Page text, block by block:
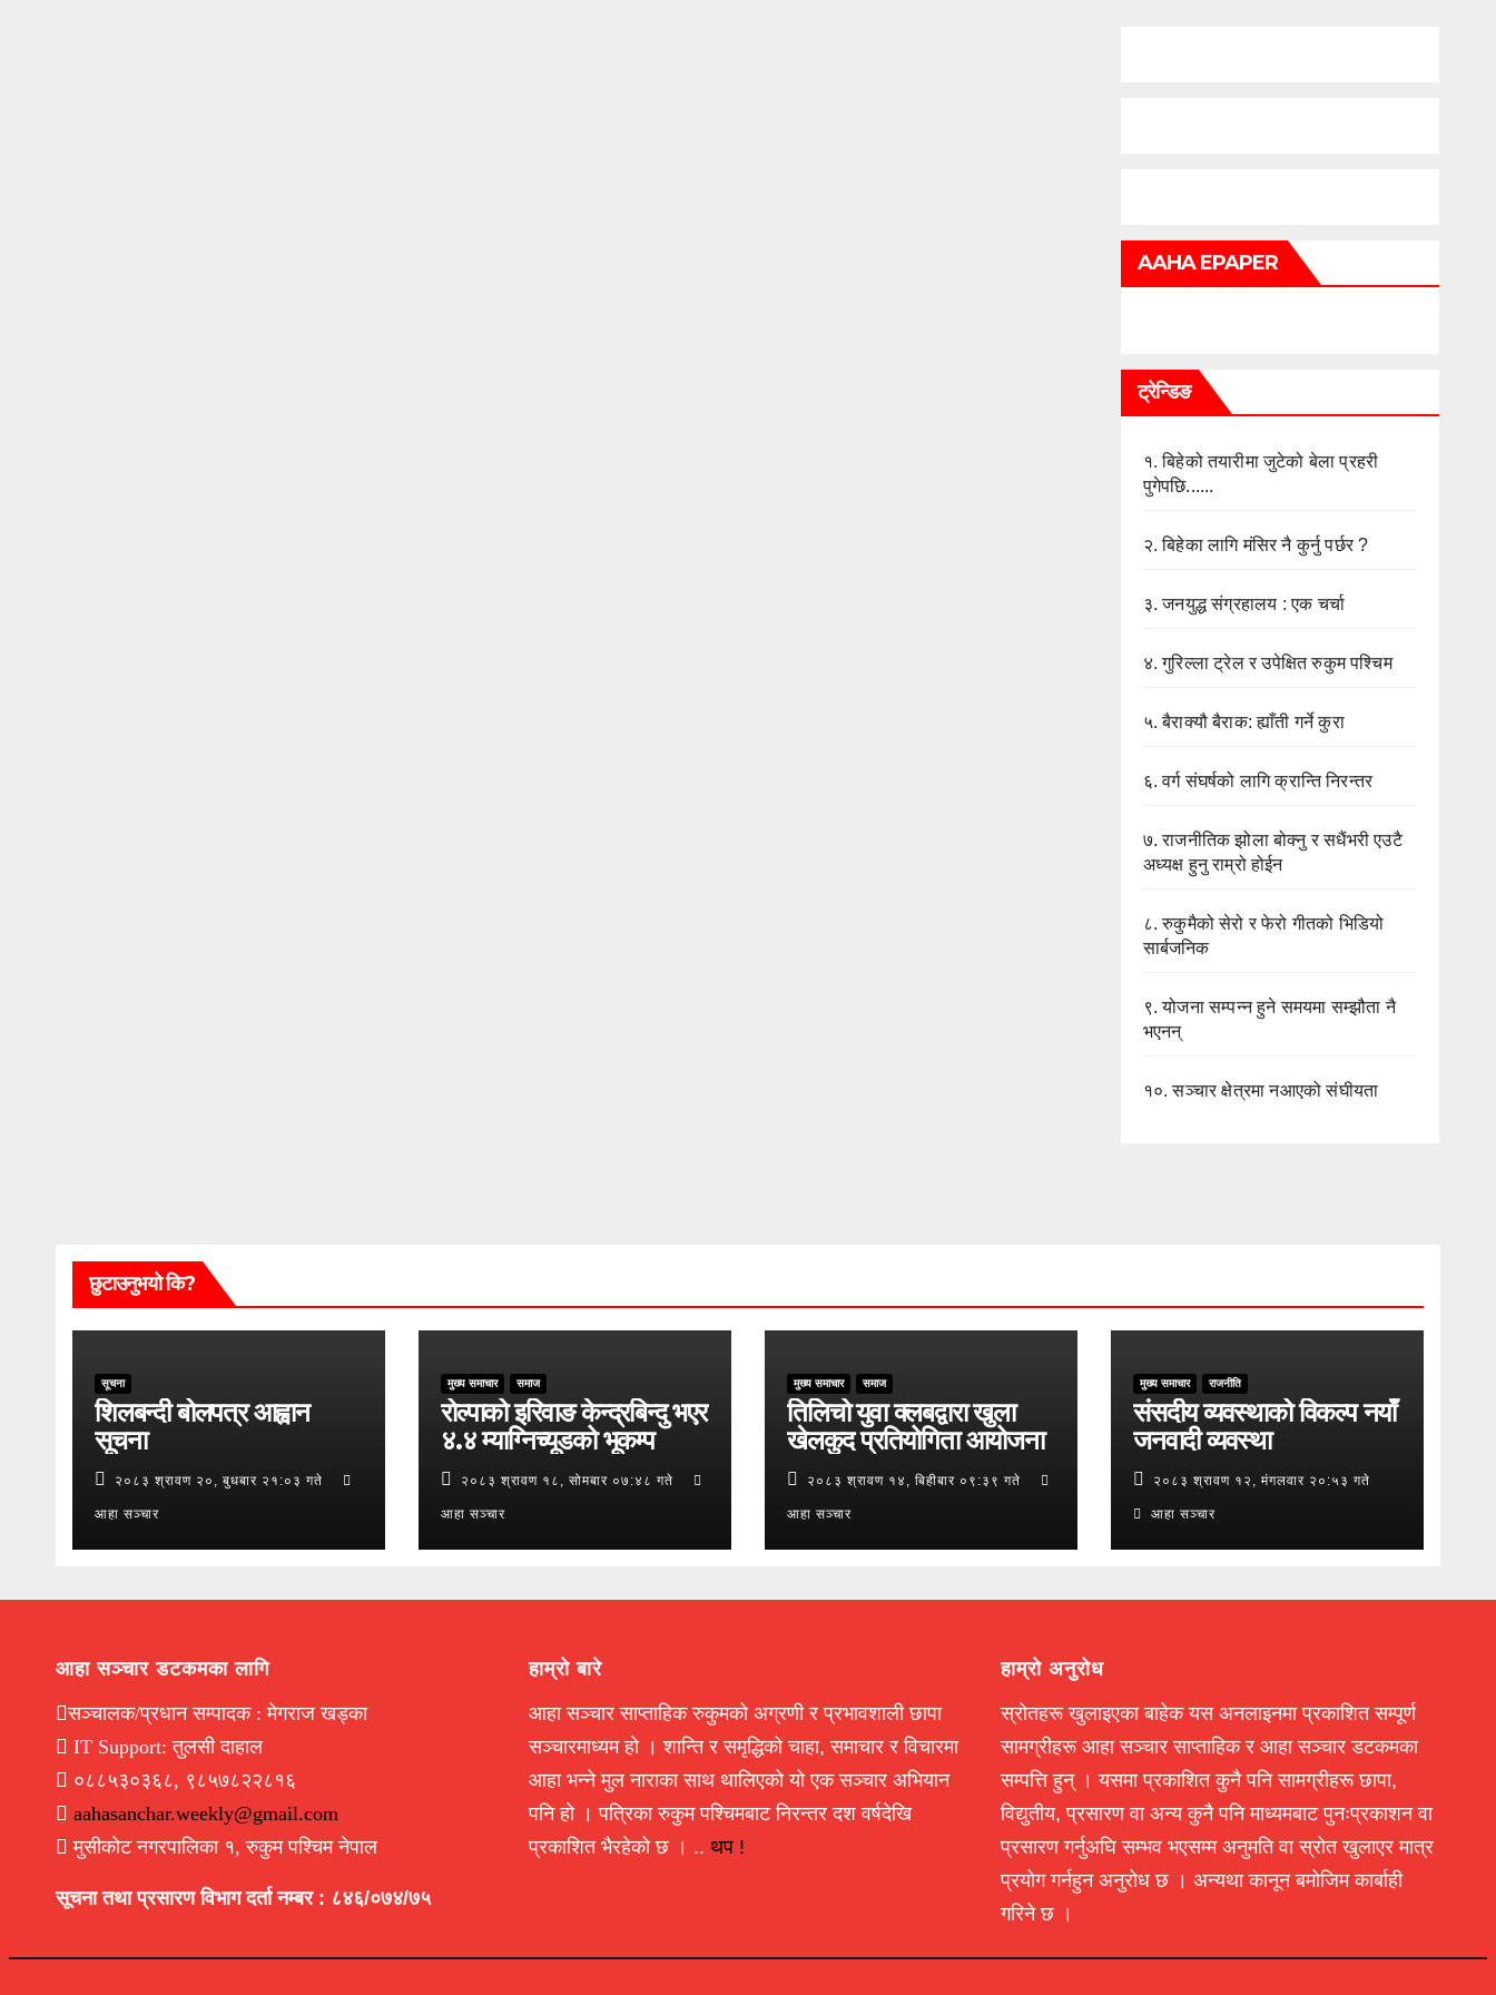
AAHA EPAPER
ट्रेन्डिङ
१.बिहेको तयारीमा जुटेको बेला प्रहरी
पुगेपछि......
२.बिहेका लागि मंसिर नै कुर्नु पर्छर ?
३.जनयुद्ध संग्रहालय : एक चर्चा
४.गुरिल्ला ट्रेल र उपेक्षित रुकुम पश्चिम
५.बैराक्यौ बैराक: ह्याँती गर्ने कुरा
६.वर्ग संघर्षको लागि क्रान्ति निरन्तर
७.राजनीतिक झोला बोक्नु र सधैंभरी एउटै
अध्यक्ष हुनु राम्रो होईन
८.रुकुमैको सेरो र फेरो गीतको भिडियो
सार्बजनिक
९.योजना सम्पन्न हुने समयमा सम्झौता नै
भएनन्
१०.सञ्चार क्षेत्रमा नआएको संघीयता
छुटाउनुभयो कि?
सूचना
शिलबन्दी बोलपत्र आह्वान
सूचना
२०८३ श्रावण २०, बुधबार २१:०३ गते
आहा सञ्चार
मुख्य समाचार समाज
रोल्पाको इरिवाङ केन्द्रबिन्दु भएर
४.४ म्याग्निच्यूडको भूकम्प
२०८३ श्रावण १८, सोमबार ०७:४८ गते
आहा सञ्चार
मुख्य समाचार समाज
तिलिचो युवा क्लबद्वारा खुला
खेलकुद प्रतियोगिता आयोजना
२०८३ श्रावण १४, बिहीबार ०९:३९ गते
आहा सञ्चार
मुख्य समाचार राजनीति
संसदीय व्यवस्थाको विकल्प नयाँ
जनवादी व्यवस्था
२०८३ श्रावण १२, मंगलवार २०:५३ गते
आहा सञ्चार
आहा सञ्चार डटकमका लागि
सञ्चालक/प्रधान सम्पादक : मेगराज खड्का
IT Support: तुलसी दाहाल
०८८५३०३६८, ९८५७८२२८१६
aahasanchar.weekly@gmail.com
मुसीकोट नगरपालिका १, रुकुम पश्चिम नेपाल
सूचना तथा प्रसारण विभाग दर्ता नम्बर : ८४६/०७४/७५
हाम्रो बारे
आहा सञ्चार साप्ताहिक रुकुमको अग्रणी र प्रभावशाली छापा
सञ्चारमाध्यम हो । शान्ति र समृद्धिको चाहा, समाचार र विचारमा
आहा भन्ने मुल नाराका साथ थालिएको यो एक सञ्चार अभियान
पनि हो । पत्रिका रुकुम पश्चिमबाट निरन्तर दश वर्षदेखि
प्रकाशित भैरहेको छ । .. थप !
हाम्रो अनुरोध
स्रोतहरू खुलाइएका बाहेक यस अनलाइनमा प्रकाशित सम्पूर्ण
सामग्रीहरू आहा सञ्चार साप्ताहिक र आहा सञ्चार डटकमका
सम्पत्ति हुन् । यसमा प्रकाशित कुनै पनि सामग्रीहरू छापा,
विद्युतीय, प्रसारण वा अन्य कुनै पनि माध्यमबाट पुनःप्रकाशन वा
प्रसारण गर्नुअघि सम्भव भएसम्म अनुमति वा स्रोत खुलाएर मात्र
प्रयोग गर्नहुन अनुरोध छ । अन्यथा कानून बमोजिम कार्बाही
गरिने छ ।